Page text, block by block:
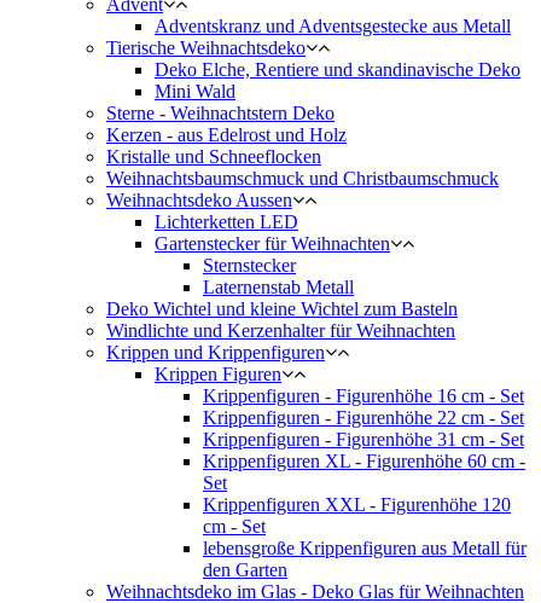
Advent
Adventskranz und Adventsgestecke aus Metall
Tierische Weihnachtsdeko
Deko Elche, Rentiere und skandinavische Deko
Mini Wald
Sterne - Weihnachtstern Deko
Kerzen - aus Edelrost und Holz
Kristalle und Schneeflocken
Weihnachtsbaumschmuck und Christbaumschmuck
Weihnachtsdeko Aussen
Lichterketten LED
Gartenstecker für Weihnachten
Sternstecker
Laternenstab Metall
Deko Wichtel und kleine Wichtel zum Basteln
Windlichte und Kerzenhalter für Weihnachten
Krippen und Krippenfiguren
Krippen Figuren
Krippenfiguren - Figurenhöhe 16 cm - Set
Krippenfiguren - Figurenhöhe 22 cm - Set
Krippenfiguren - Figurenhöhe 31 cm - Set
Krippenfiguren XL - Figurenhöhe 60 cm -
Set
Krippenfiguren XXL - Figurenhöhe 120
cm - Set
lebensgroße Krippenfiguren aus Metall für
den Garten
Weihnachtsdeko im Glas - Deko Glas für Weihnachten